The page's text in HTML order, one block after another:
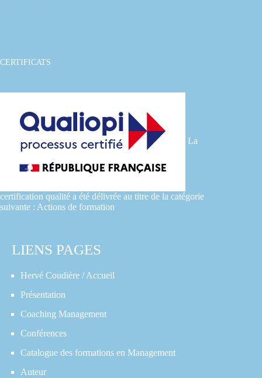
CERTIFICATS
La
certification qualité a été délivrée au titre de la catégorie
suivante : Actions de formation
LIENS PAGES
Hervé Coudière / Accueil
Présentation
Coaching Management
Conférences
Catalogue des formations en Management
Auteur